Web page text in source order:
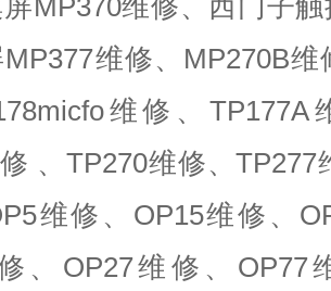
MP370维修、西门子
MP377维修、 MP270B维
维修、TP177A
、TP270维修、TP277
维修、 OP15维修、
、 OP27维修、 OP77